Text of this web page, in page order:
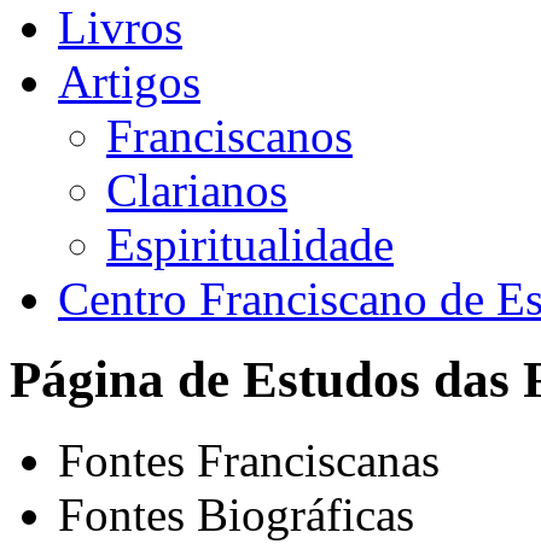
Livros
Artigos
Franciscanos
Clarianos
Espiritualidade
Centro Franciscano de
Página de Estudos das
Fontes Franciscanas
Fontes Biográficas